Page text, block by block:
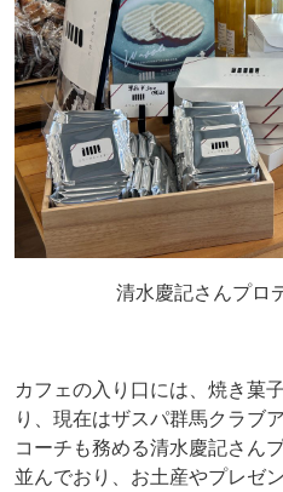
清水慶記さんプロ
カフェの入り口には、焼き菓
り、現在はザスパ群馬クラブ
コーチも務める清水慶記さん
並んでおり、お土産やプレゼ